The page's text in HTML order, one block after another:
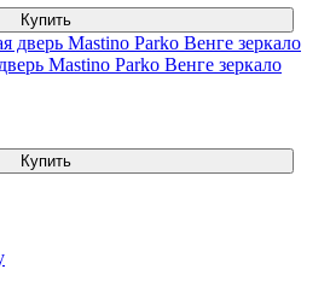
Купить
Mastino Parko Венге зеркало
Купить